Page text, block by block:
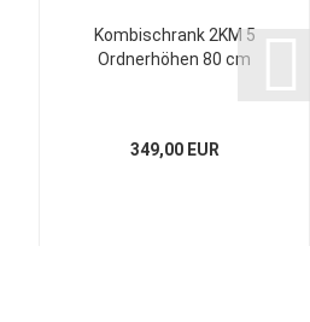
Kombischrank 2KM 5
Ordnerhöhen 80 cm
349,00 EUR